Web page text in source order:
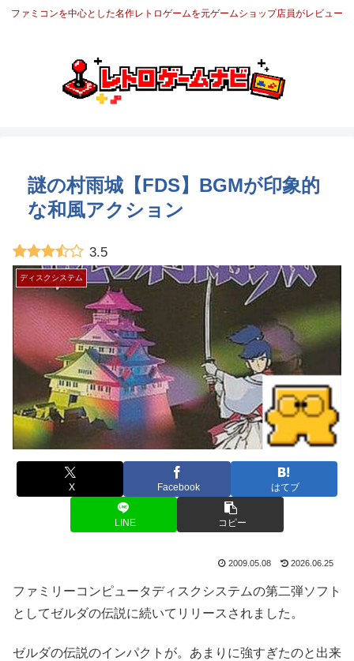
ファミコンを中心とした名作レトロゲームを元ゲームショップ店員がレビュー
謎の村雨城【FDS】BGMが印象的
な和風アクション
3.5
ディスクシステム
X Facebook はてブ
LINE コピー
2009.05.08 2026.06.25
ファミリーコンピュータディスクシステムの第二弾ソフト
としてゼルダの伝説に続いてリリースされました。
ゼルダの伝説のインパクトが。あまりに強すぎたのと出来